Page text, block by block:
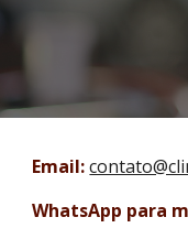
Email:
WhatsApp para